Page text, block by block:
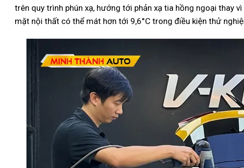
trên quy trình phún xạ, hướng tới phản xạ tia hồng ngoại thay
mặt nội thất có thể mát hơn tới 9,6°C trong điều kiện thử